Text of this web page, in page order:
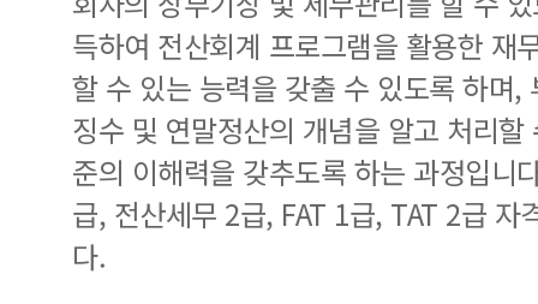
득하여 전산회계 프로그램을 활용한 재
할 수 있는 능력을 갖출 수 있도록 하며,
징수 및 연말정산의 개념을 알고 처리
준의 이해력을 갖추도록 하는 과정입니
급, 전산세무 2급, FAT 1급, TAT 2급 자
다.